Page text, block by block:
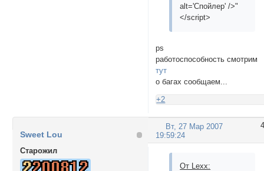
alt='Спойлер' />"
</script>
ps
работоспособность смотрим
тут
о багах сообщаем...
+2
4
Вт, 27 Мар 2007
19:59:24
Sweet Lou
Cтарожил
От Lexx: